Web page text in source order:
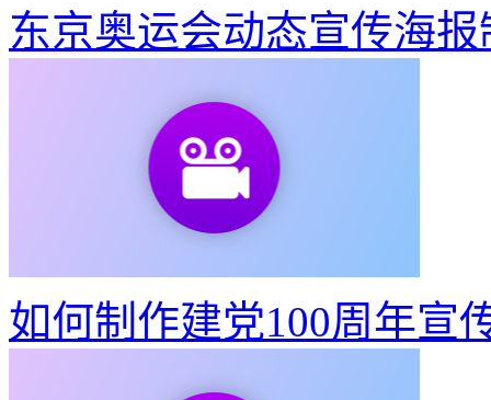
东京奥运会动态宣传海
如何制作建党100周年宣